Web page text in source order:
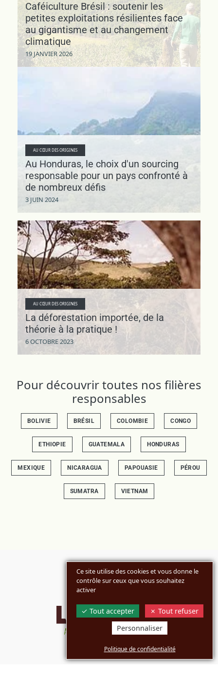
Caféiculture Brésil : soutenir les
petites exploitations résilientes face
au gigantisme et au changement
climatique
19 JANVIER 2026
AU CŒUR DES ORIGINES
Au Honduras, le choix d'un sourcing
responsable pour un pays confronté à
de nombreux défis
3 JUIN 2024
AU CŒUR DES ORIGINES
La déforestation importée, de la
théorie à la pratique !
6 OCTOBRE 2023
Pour découvrir toutes nos filières
responsables
BOLIVIE BRÉSIL COLOMBIE CONGO
ETHIOPIE GUATEMALA HONDURAS
MEXIQUE NICARAGUA PAPOUASIE PÉROU
SUMATRA VIETNAM
MARQUES
Ce site utilise des cookies et vous donne le
contrôle sur ceux que vous souhaitez
activer
Tout accepter
Tout refuser
Personnaliser
Politique de confidentialité